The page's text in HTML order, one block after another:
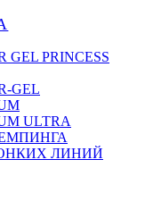
PRINCESS
GEL
ULTRA
ЛИНИЙ